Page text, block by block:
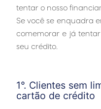
tentar o nosso
Se você se enquadra
comemorar e já
seu crédito.
1°. Clientes sem
cartão de crédito